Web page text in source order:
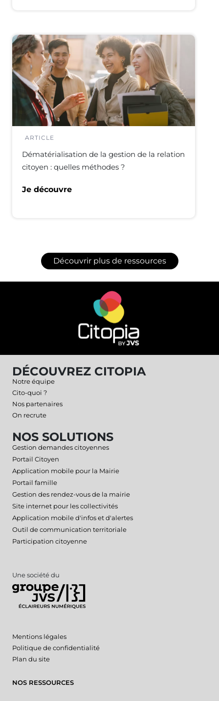
ARTICLE
Dématérialisation de la gestion de la relation
citoyen : quelles méthodes ?
Je découvre
Découvrir plus de ressources
DÉCOUVREZ CITOPIA
Notre équipe
Cito-quoi ?
Nos partenaires
On recrute
NOS SOLUTIONS
Gestion demandes citoyennes
Portail Citoyen
Application mobile pour la Mairie
Portail famille
Gestion des rendez-vous de la mairie
Site internet pour les collectivités
Application mobile d'infos et d'alertes
Outil de communication territoriale
Participation citoyenne
Une société du
Mentions légales
Politique de confidentialité
Plan du site
NOS RESSOURCES